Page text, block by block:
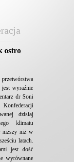
ostro
jest wyraźnie
dr Soni
dzisiaj
klimatu
niższy niż w
latach.
jest dość
wyrównane